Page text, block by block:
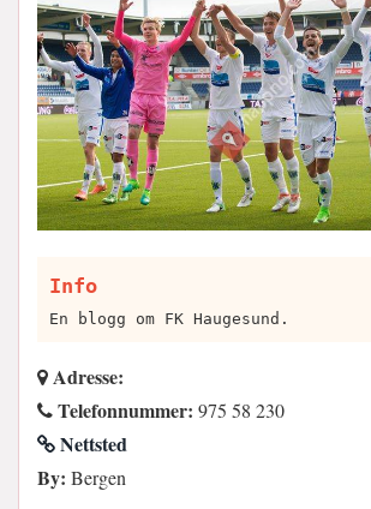
Info
En blogg om FK Haugesund.
Adresse:
Telefonnummer: 975 58 230
Nettsted
By: Bergen